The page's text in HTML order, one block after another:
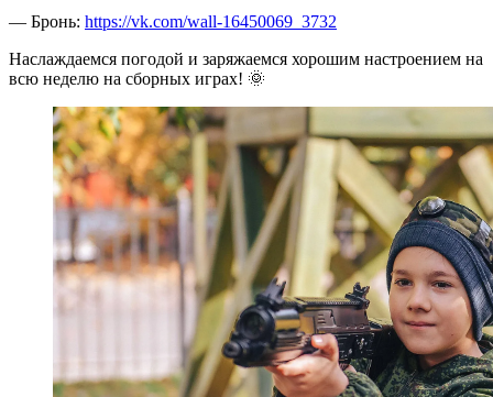
— Бронь: https://vk.com/wall-16450069_3732
Наслаждаемся погодой и заряжаемся хорошим настроением на
всю неделю на сборных играх! 🌞